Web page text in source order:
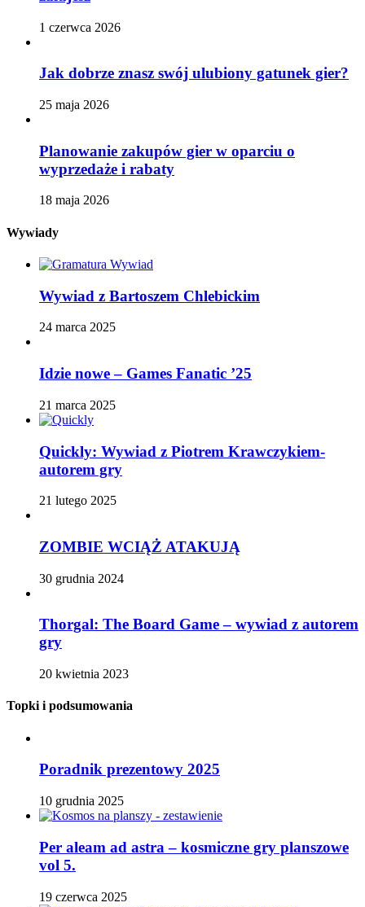
1 czerwca 2026
Jak dobrze znasz swój ulubiony gatunek gier?
25 maja 2026
Planowanie zakupów gier w oparciu o
wyprzedaże i rabaty
18 maja 2026
Wywiady
Wywiad z Bartoszem Chlebickim
24 marca 2025
Idzie nowe – Games Fanatic ’25
21 marca 2025
Quickly: Wywiad z Piotrem Krawczykiem-
autorem gry
21 lutego 2025
ZOMBIE WCIĄŻ ATAKUJĄ
30 grudnia 2024
Thorgal: The Board Game – wywiad z autorem
gry
20 kwietnia 2023
Topki i podsumowania
Poradnik prezentowy 2025
10 grudnia 2025
Per aleam ad astra – kosmiczne gry planszowe
vol 5.
19 czerwca 2025